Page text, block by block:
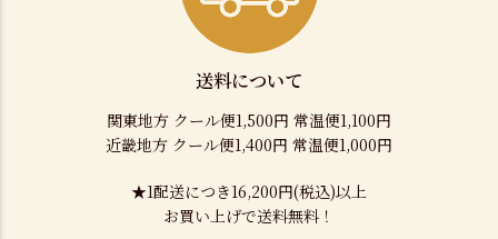
送料について
関東地方 クール便1,500円 常温便1,100円
近畿地方 クール便1,400円 常温便1,000円
★1配送につき16,200円(税込)以上
お買い上げで送料無料！